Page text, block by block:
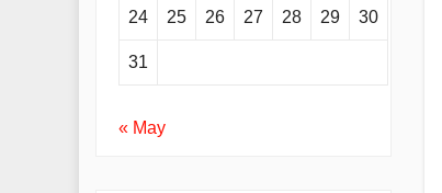
24 25 26 27 28 29 30
31
« May